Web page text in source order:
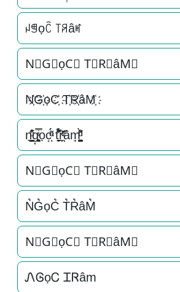
ꈤꁅọꉓ ꓄ꋪâꎭ
N⃟G⃟ọC⃟ T⃟R⃟âM⃟
N҉G҉ọC҉ T҉R҉âM҉
n͉̠̙͉̗̺̋̋̔ͧ̊g͎͚̥͎͔͕ͥ̿ọc͔ͣͦ́́͂ͅ t̘̟̼̉̈́͐͋͌̊r̼̯̤̈ͭ̃ͨ̆âm̘͈̺̪͓ͩ͂̾ͪ̀̋
N⃗G⃗ọC⃗ T⃗R⃗âM⃗
N͛G͛ọC͛ T͛R͛âM͛
N⃒G⃒ọC⃒ T⃒R⃒âM⃒
ᏁᎶọᏟ ᏆᏒâm